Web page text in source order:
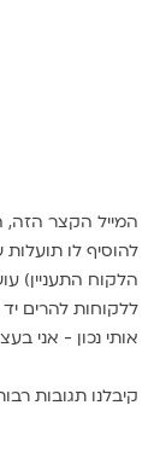
המייל הקצר הזה,
להוסיף לו
הלקוח התעניין)
ללקוחות להרים
אותי נכון - אני
קיבלנו תגובות